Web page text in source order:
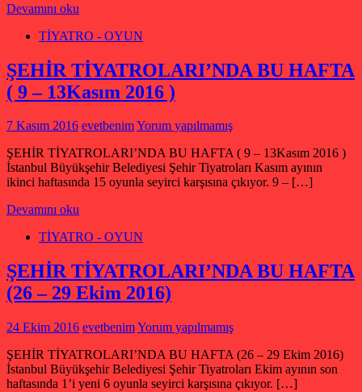
Devamını oku
TİYATRO - OYUN
ŞEHİR TİYATROLARI’NDA BU HAFTA
( 9 – 13Kasım 2016 )
7 Kasım 2016 evetbenimYorum yapılmamış
ŞEHİR TİYATROLARI’NDA BU HAFTA ( 9 – 13Kasım 2016 )
İstanbul Büyükşehir Belediyesi Şehir Tiyatroları Kasım ayının
ikinci haftasında 15 oyunla seyirci karşısına çıkıyor. 9 – […]
Devamını oku
TİYATRO - OYUN
ŞEHİR TİYATROLARI’NDA BU HAFTA
(26 – 29 Ekim 2016)
24 Ekim 2016 evetbenimYorum yapılmamış
ŞEHİR TİYATROLARI’NDA BU HAFTA (26 – 29 Ekim 2016)
İstanbul Büyükşehir Belediyesi Şehir Tiyatroları Ekim ayının son
haftasında 1’i yeni 6 oyunla seyirci karşısına çıkıyor. […]